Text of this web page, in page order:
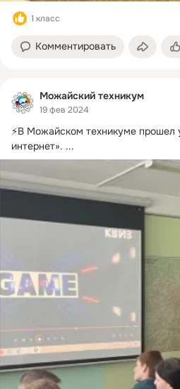
1 класс
Комментировать
Можайский техникум
19 фев 2024
⚡️В Можайском техникуме прошел
интернет». ...